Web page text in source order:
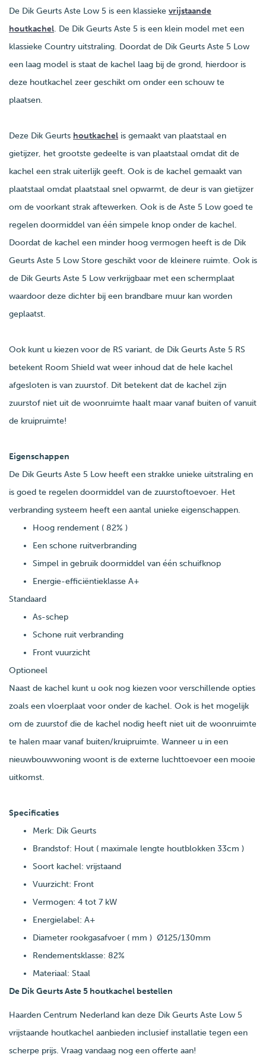
De Dik Geurts Aste Low 5 is een klassieke vrijstaande
houtkachel. De Dik Geurts Aste 5 is een klein model met een
klassieke Country uitstraling. Doordat de Dik Geurts Aste 5 Low
een laag model is staat de kachel laag bij de grond, hierdoor is
deze houtkachel zeer geschikt om onder een schouw te
plaatsen.
Deze Dik Geurts houtkachel is gemaakt van plaatstaal en
gietijzer, het grootste gedeelte is van plaatstaal omdat dit de
kachel een strak uiterlijk geeft. Ook is de kachel gemaakt van
plaatstaal omdat plaatstaal snel opwarmt, de deur is van gietijzer
om de voorkant strak aftewerken. Ook is de Aste 5 Low goed te
regelen doormiddel van één simpele knop onder de kachel.
Doordat de kachel een minder hoog vermogen heeft is de Dik
Geurts Aste 5 Low Store geschikt voor de kleinere ruimte. Ook is
de Dik Geurts Aste 5 Low verkrijgbaar met een schermplaat
waardoor deze dichter bij een brandbare muur kan worden
geplaatst.
Ook kunt u kiezen voor de RS variant, de Dik Geurts Aste 5 RS
betekent Room Shield wat weer inhoud dat de hele kachel
afgesloten is van zuurstof. Dit betekent dat de kachel zijn
zuurstof niet uit de woonruimte haalt maar vanaf buiten of vanuit
de kruipruimte!
Eigenschappen
De Dik Geurts Aste 5 Low heeft een strakke unieke uitstraling en
is goed te regelen doormiddel van de zuurstoftoevoer. Het
verbranding systeem heeft een aantal unieke eigenschappen.
Hoog rendement ( 82% )
Een schone ruitverbranding
Simpel in gebruik doormiddel van één schuifknop
Energie-efficiëntieklasse A+
Standaard
As-schep
Schone ruit verbranding
Front vuurzicht
Optioneel
Naast de kachel kunt u ook nog kiezen voor verschillende opties
zoals een vloerplaat voor onder de kachel. Ook is het mogelijk
om de zuurstof die de kachel nodig heeft niet uit de woonruimte
te halen maar vanaf buiten/kruipruimte. Wanneer u in een
nieuwbouwwoning woont is de externe luchttoevoer een mooie
uitkomst.
Specificaties
Merk: Dik Geurts
Brandstof: Hout ( maximale lengte houtblokken 33cm )
Soort kachel: vrijstaand
Vuurzicht: Front
Vermogen: 4 tot 7 kW
Energielabel: A+
Diameter rookgasafvoer ( mm ) Ø125/130mm
Rendementsklasse: 82%
Materiaal: Staal
De Dik Geurts Aste 5 houtkachel bestellen
Haarden Centrum Nederland kan deze Dik Geurts Aste Low 5
vrijstaande houtkachel aanbieden inclusief installatie tegen een
scherpe prijs. Vraag vandaag nog een offerte aan!